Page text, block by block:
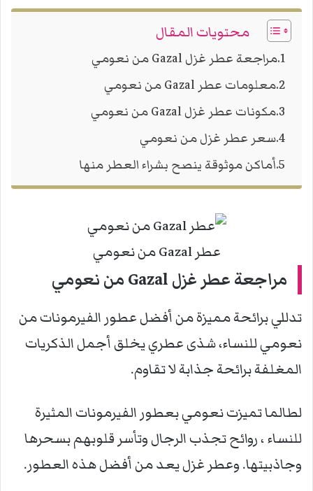
محتويات المقال
مراجعة عطر غزل Gazal من نعومي
معلومات عطر Gazal من نعومي
مكونات عطر غزل Gazal من نعومي
سعر عطر غزل من نعومي
أماكن موثوقة ينصح بشراء العطر منها
عطر Gazal من نعومي
مراجعة عطر غزل Gazal من نعومي
تدللي برائحة مميزة من أفضل عطور الفيرمونات من
نعومي للنساء، شذى عطري يخلق أجمل الذكريات
المغلفة برائحة جذابة لا تقاوم.
لطالما تميزت نعومي بعطور الفيرمونات المثيرة
للنساء ، روائح تجذب الرجال وتأسر قلوبهم بسحرها
وجاذبيتها. وعطر غزل يعد من أفضل هذه العطور.